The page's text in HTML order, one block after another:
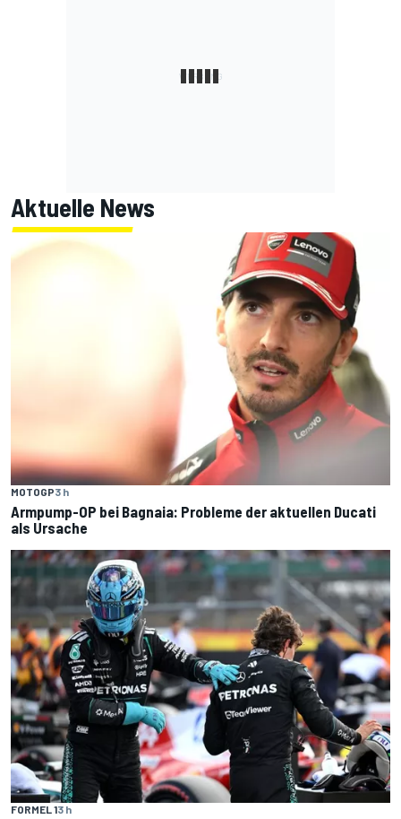
Aktuelle News
MOTOGP3 h
Armpump-OP bei Bagnaia: Probleme der aktuellen Ducati
als Ursache
FORMEL 13 h